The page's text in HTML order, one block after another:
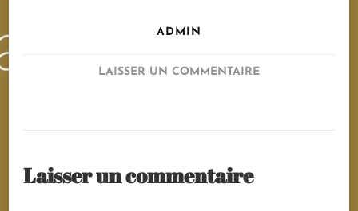
ADMIN
LAISSER UN COMMENTAIRESUR
PRESSE
Laisser un commentaire